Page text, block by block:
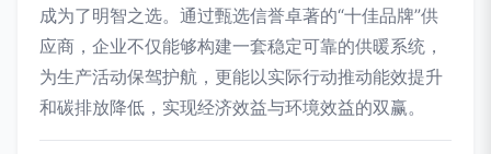
成为了明智之选。通过甄选信誉卓著的“十佳品牌”供
应商，企业不仅能够构建一套稳定可靠的供暖系统，
为生产活动保驾护航，更能以实际行动推动能效提升
和碳排放降低，实现经济效益与环境效益的双赢。